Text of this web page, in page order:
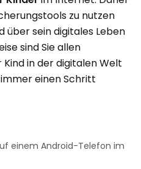
zu nutzen
über sein digitales Leben
sind Sie allen
in der digitalen Welt
einen Schritt
einem Android-Telefon im